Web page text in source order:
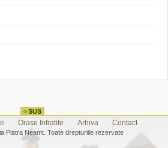
Orase Infratite Arhiva Contact
Piatra Neamt. Toate drepturiile rezervate